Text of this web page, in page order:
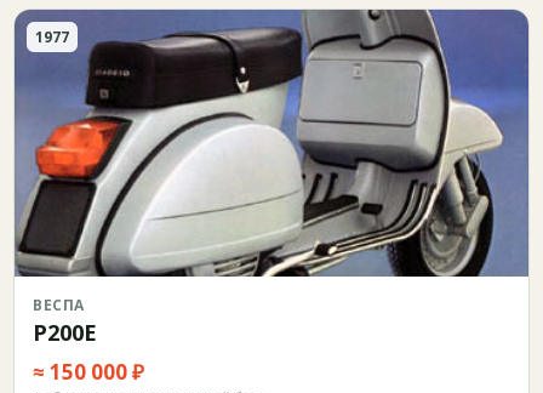
1977
ВЕСПА
P200E
≈ 150 000 ₽